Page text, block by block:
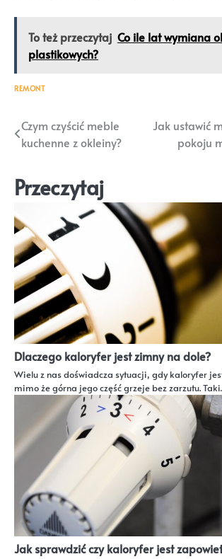
To też przeczytaj Co ile lat wymiana
plastikowych?
REMONT
Nawigacja
wpisu
Czym czyścić meble
kuchenne z okleiny?
Jak ustawić
pokoju
Przeczytaj
Dlaczego kaloryfer jest zimny na dole?
Wielu z nas doświadcza sytuacji, gdy kaloryfer
mimo że górna jego część grzeje bez zarzutu.
Jak sprawdzić czy kaloryfer jest